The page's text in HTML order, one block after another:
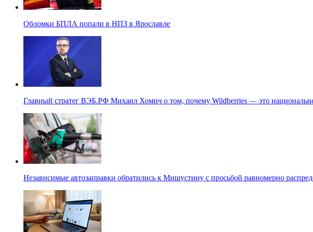
Обломки БПЛА попали в НПЗ в Ярославле
Главный стратег ВЭБ.РФ Михаил Хомич о том, почему Wildberries — это
Независимые автозаправки обратились к Мишустину с просьбой равномерно